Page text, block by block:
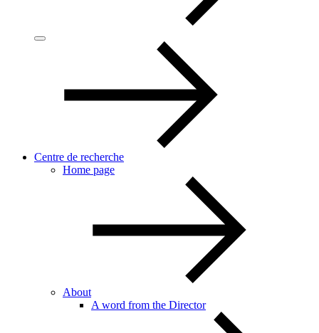
Centre de recherche
Home page
About
A word from the Director